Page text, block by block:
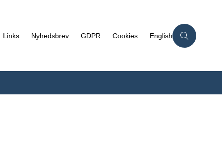
Links Nyhedsbrev GDPR Cookies English